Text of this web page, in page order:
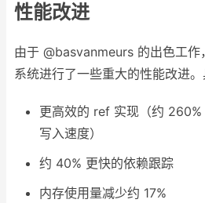
性能改进
由于 @basvanmeurs 的出色工
系统进行了一些重大的性能改进。
更高效的 ref 实现（约
写入速度）
约 40% 更快的依赖跟踪
内存使用量减少约 17%